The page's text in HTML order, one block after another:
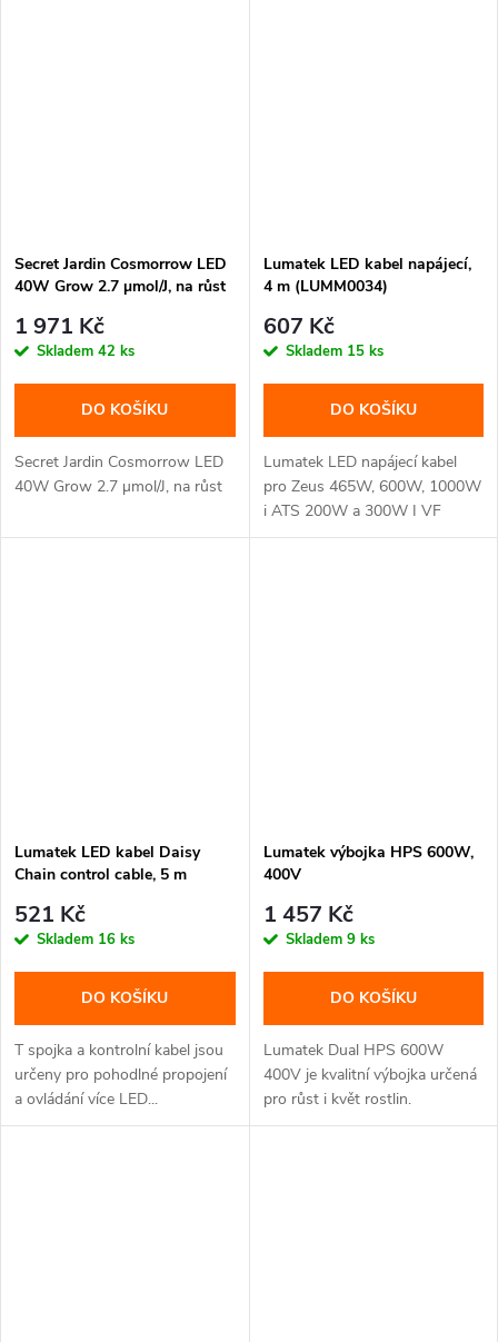
Secret Jardin Cosmorrow LED
40W Grow 2.7 µmol/J, na růst
1 971 Kč
Skladem 42 ks
DO KOŠÍKU
Secret Jardin Cosmorrow LED
40W Grow 2.7 µmol/J, na růst
Lumatek LED kabel napájecí,
4 m (LUMM0034)
607 Kč
Skladem 15 ks
DO KOŠÍKU
Lumatek LED napájecí kabel
pro Zeus 465W, 600W, 1000W
i ATS 200W a 300W I VF
svítidla.
Lumatek LED kabel Daisy
Chain control cable, 5 m
521 Kč
Skladem 16 ks
DO KOŠÍKU
T spojka a kontrolní kabel jsou
určeny pro pohodlné propojení
a ovládání více LED...
Lumatek výbojka HPS 600W,
400V
1 457 Kč
Skladem 9 ks
DO KOŠÍKU
Lumatek Dual HPS 600W
400V je kvalitní výbojka určená
pro růst i květ rostlin.